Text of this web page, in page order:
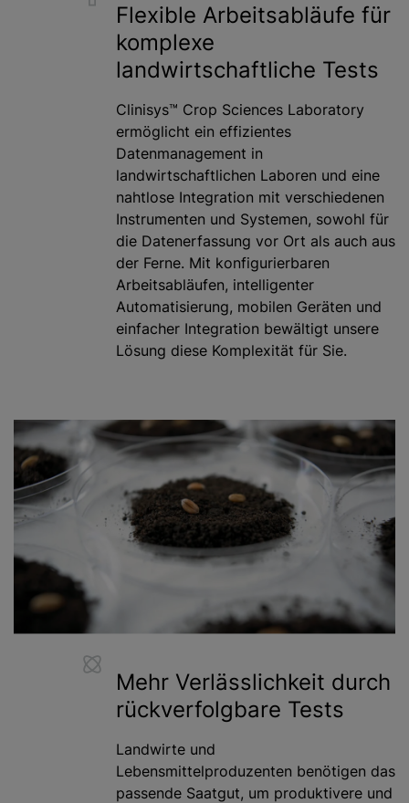
Flexible Arbeitsabläufe für
komplexe
landwirtschaftliche Tests
Clinisys™ Crop Sciences Laboratory
ermöglicht ein effizientes
Datenmanagement in
landwirtschaftlichen Laboren und eine
nahtlose Integration mit verschiedenen
Instrumenten und Systemen, sowohl für
die Datenerfassung vor Ort als auch aus
der Ferne. Mit konfigurierbaren
Arbeitsabläufen, intelligenter
Automatisierung, mobilen Geräten und
einfacher Integration bewältigt unsere
Lösung diese Komplexität für Sie.
Mehr Verlässlichkeit durch
rückverfolgbare Tests
Landwirte und
Lebensmittelproduzenten benötigen das
passende Saatgut, um produktivere und